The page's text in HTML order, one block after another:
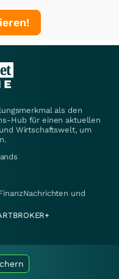
als den
Hub für einen aktuellen
Wirtschaftswelt, um
und